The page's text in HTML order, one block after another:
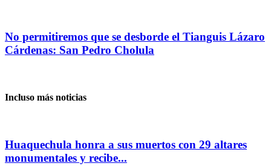
No permitiremos que se desborde el Tianguis Lázaro
Cárdenas: San Pedro Cholula
Incluso más noticias
Huaquechula honra a sus muertos con 29 altares
monumentales y recibe...